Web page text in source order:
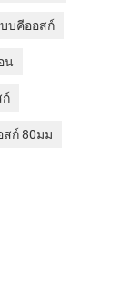
บคีออสก์
น
ก์
สก์ 80มม